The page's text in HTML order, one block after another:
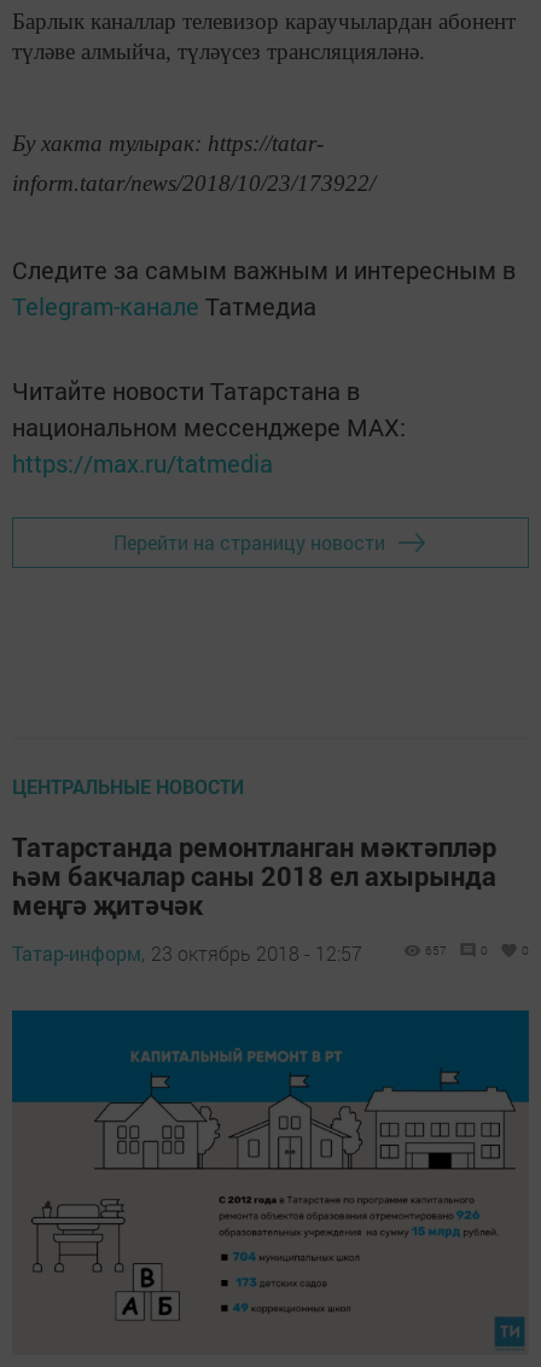
Барлык каналлар телевизор караучылардан абонент
түләве алмыйча, түләүсез трансляцияләнә.
Бу хакта тулырак: https://tatar-
inform.tatar/news/2018/10/23/173922/
Следите за самым важным и интересным в
Telegram-канале Татмедиа
Читайте новости Татарстана в
национальном мессенджере MАХ:
https://max.ru/tatmedia
Перейти на страницу новости
ЦЕНТРАЛЬНЫЕ НОВОСТИ
Татарстанда ремонтланган мәктәпләр
һәм бакчалар саны 2018 ел ахырында
меңгә җитәчәк
Татар-информ, 23 октябрь 2018 - 12:57 657 0 0